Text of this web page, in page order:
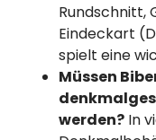
Rundschnitt,
Eindeckart
spielt eine
Müssen
werden? In